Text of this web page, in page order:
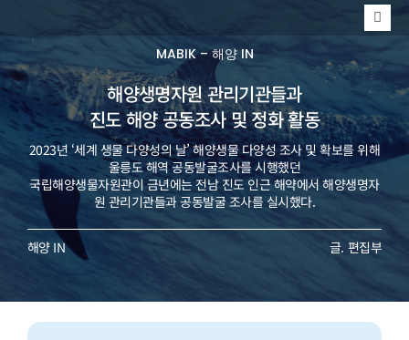
텐
츠
로
MARINE
MABIK
EVENT
MABIK – 해양 IN
해양생명자원 관리기관들과
진도 해양 공동조사 및 정화 활동
2023년 ‘세계 생물 다양성의 날’ 해양생물 다양성 조사 및 확보를 위해
울릉도 해역 공동발굴조사를 시행했던
국립해양생물자원관이 금년에는 전남 진도 인근 해약에서 해양생명자
원 관리기관들과 공동발굴 조사를 실시했다.
해양 IN 글. 편집부